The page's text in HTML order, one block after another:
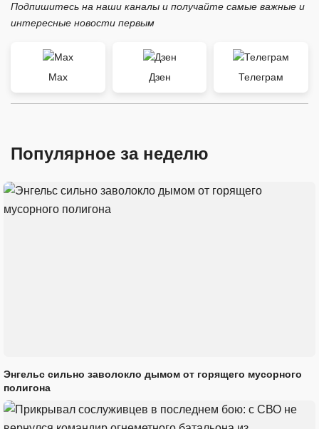
Подпишитесь на наши каналы и получайте самые важные и
интересные новости первым
Max Дзен Телеграм
Популярное за неделю
Энгельс сильно заволокло дымом от горящего мусорного
полигона